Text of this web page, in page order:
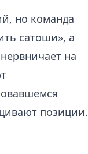
но команда
сатоши», а
на
позиции.